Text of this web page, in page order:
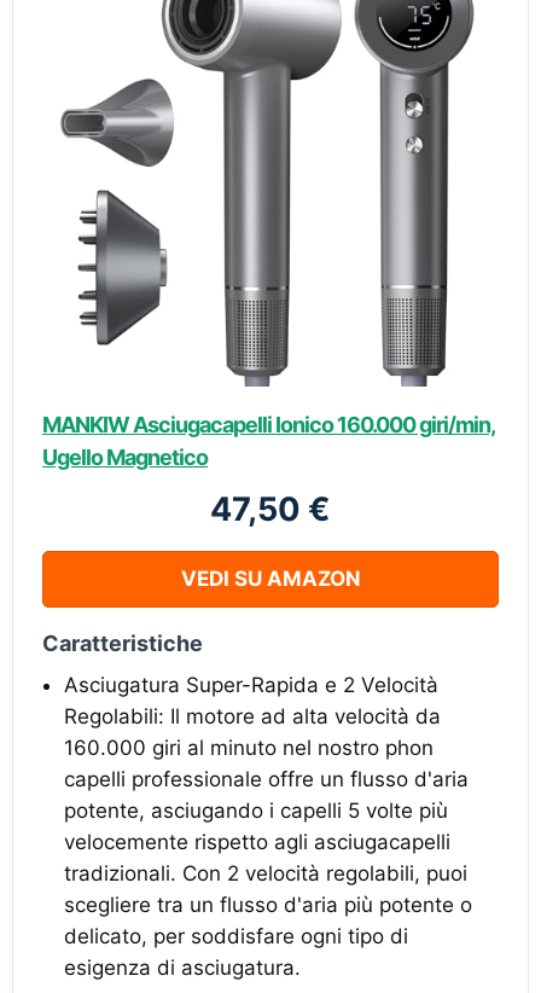
MANKIW Asciugacapelli Ionico 160.000 giri/min,
Ugello Magnetico
47,50 €
VEDI SU AMAZON
Caratteristiche
Asciugatura Super-Rapida e 2 Velocità
Regolabili: Il motore ad alta velocità da
160.000 giri al minuto nel nostro phon
capelli professionale offre un flusso d'aria
potente, asciugando i capelli 5 volte più
velocemente rispetto agli asciugacapelli
tradizionali. Con 2 velocità regolabili, puoi
scegliere tra un flusso d'aria più potente o
delicato, per soddisfare ogni tipo di
esigenza di asciugatura.